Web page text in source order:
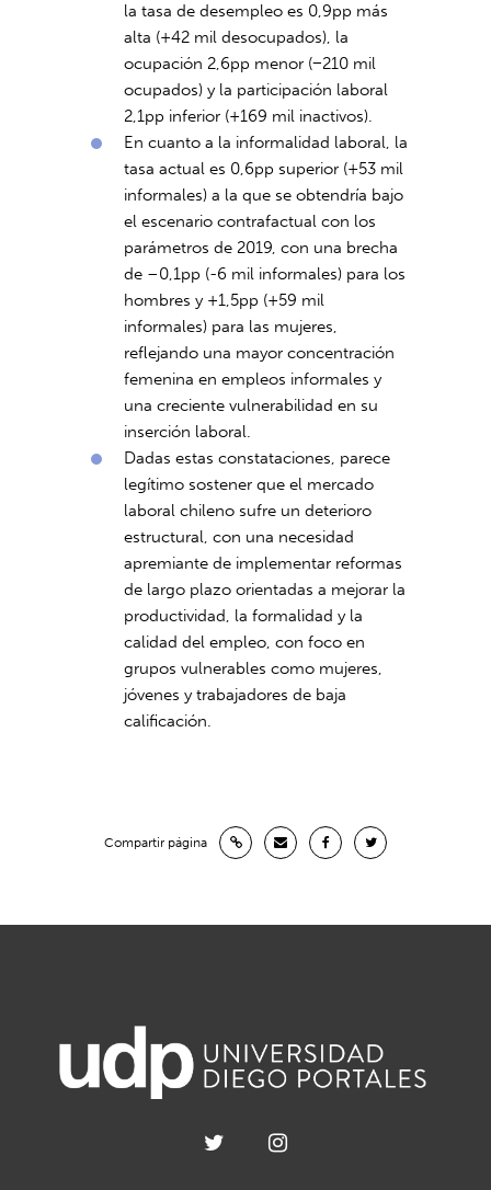
la tasa de desempleo es 0,9pp más
alta (+42 mil desocupados), la
ocupación 2,6pp menor (−210 mil
ocupados) y la participación laboral
2,1pp inferior (+169 mil inactivos).
En cuanto a la informalidad laboral, la
tasa actual es 0,6pp superior (+53 mil
informales) a la que se obtendría bajo
el escenario contrafactual con los
parámetros de 2019, con una brecha
de –0,1pp (-6 mil informales) para los
hombres y +1,5pp (+59 mil
informales) para las mujeres,
reflejando una mayor concentración
femenina en empleos informales y
una creciente vulnerabilidad en su
inserción laboral.
Dadas estas constataciones, parece
legítimo sostener que el mercado
laboral chileno sufre un deterioro
estructural, con una necesidad
apremiante de implementar reformas
de largo plazo orientadas a mejorar la
productividad, la formalidad y la
calidad del empleo, con foco en
grupos vulnerables como mujeres,
jóvenes y trabajadores de baja
calificación.
Compartir página